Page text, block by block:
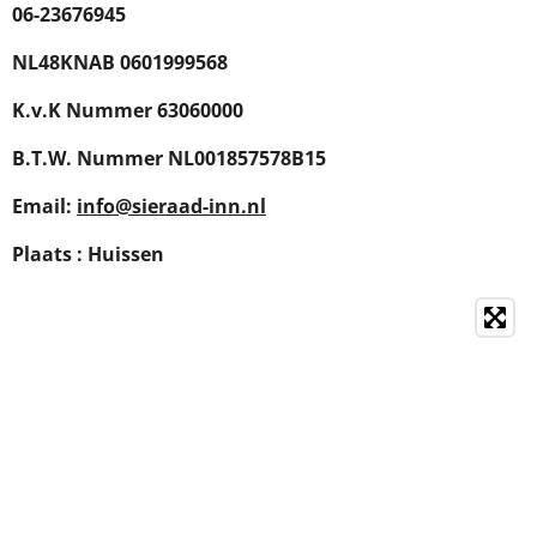
06-23676945
NL48KNAB 0601999568
K.v.K Nummer 63060000
B.T.W. Nummer NL001857578B15
Email: info@sieraad-inn.nl
Plaats : Huissen